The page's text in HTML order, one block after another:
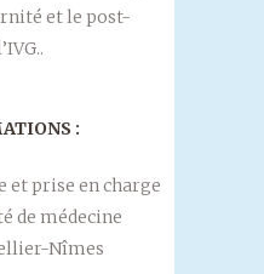
et le post-
:
et prise en charge
de médecine
Nîmes